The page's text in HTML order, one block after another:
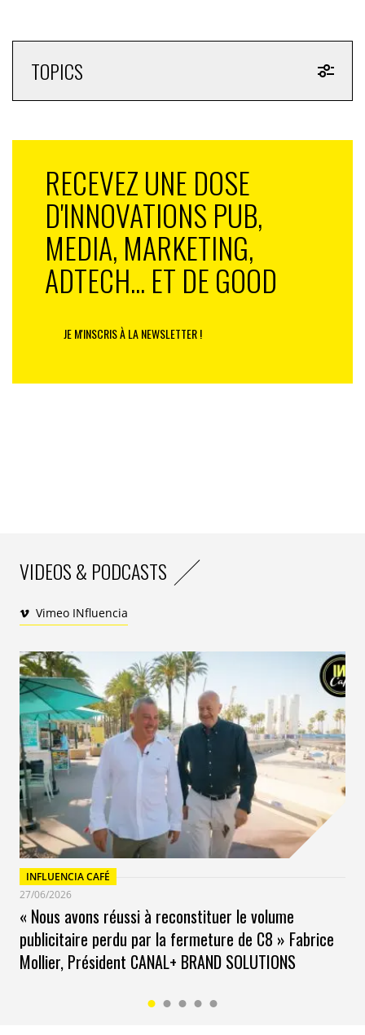
TOPICS
RECEVEZ UNE DOSE
D'INNOVATIONS PUB,
MEDIA, MARKETING,
ADTECH... ET DE GOOD
JE M'INSCRIS À LA NEWSLETTER !
VIDEOS & PODCASTS
Vimeo INfluencia
INFLUENCIA CAFÉ
27/06/2026
« Nous avons réussi à reconstituer le volume
publicitaire perdu par la fermeture de C8 » Fabrice
Mollier, Président CANAL+ BRAND SOLUTIONS